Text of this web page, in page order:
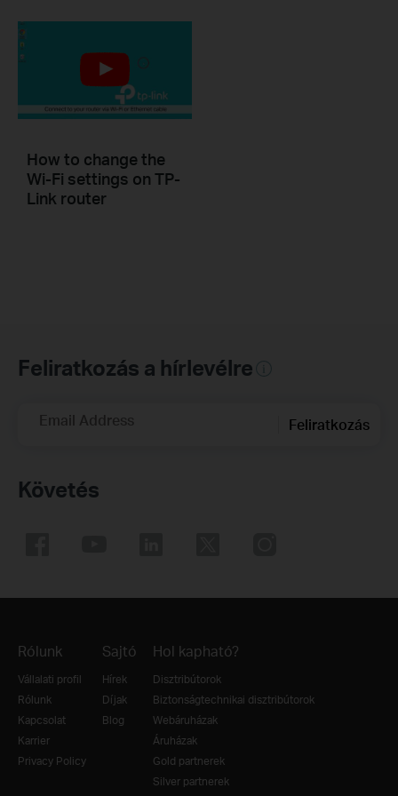
How to change the
Wi-Fi settings on TP-
Link router
Feliratkozás a hírlevélre
Email Address Feliratkozás
Követés
Rólunk
Vállalati profil
Rólunk
Kapcsolat
Karrier
Privacy Policy
Sajtó
Hírek
Díjak
Blog
Hol kapható?
Disztribútorok
Biztonságtechnikai disztribútorok
Webáruházak
Áruházak
Gold partnerek
Silver partnerek